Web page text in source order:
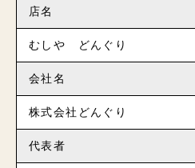
店名
むしや どんぐり
会社名
株式会社どんぐり
代表者